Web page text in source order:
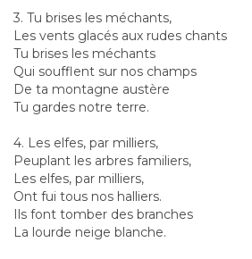
3. Tu brises les méchants,
Les vents glacés aux rudes chants
Tu brises les méchants
Qui soufflent sur nos champs
De ta montagne austère
Tu gardes notre terre.
4. Les elfes, par milliers,
Peuplant les arbres familiers,
Les elfes, par milliers,
Ont fui tous nos halliers.
Ils font tomber des branches
La lourde neige blanche.